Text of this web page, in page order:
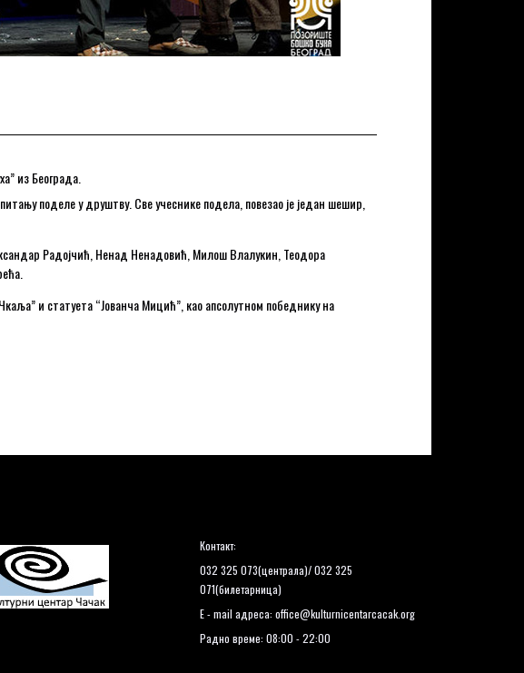
из Београда.
поделе у друштву. Све учеснике подела, повезао је један шешир,
Радојчић, Ненад Ненадовић, Милош Влалукин, Теодора
и статуета “Јованча Мицић”, као апсолутном победнику на
Контакт:
032 325 073(централа)/ 032 325
071(билетарница)
E - mail адреса: office@kulturnicentarcacak.org
Радно време: 08:00 - 22:00